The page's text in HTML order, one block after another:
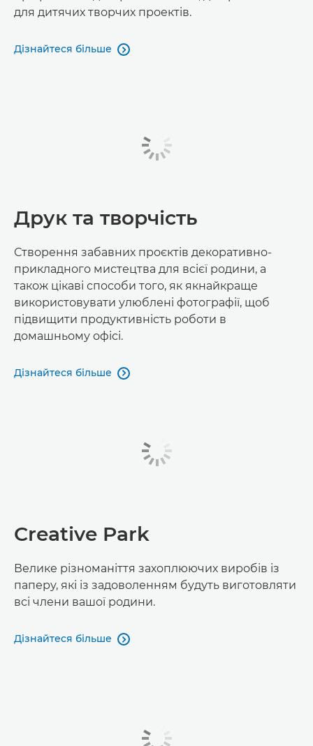
для дитячих творчих проектів.
Дізнайтеся більше 
Друк та творчість
Створення забавних проєктів декоративно-
прикладного мистецтва для всієї родини, а
також цікаві способи того, як якнайкраще
використовувати улюблені фотографії, щоб
підвищити продуктивність роботи в
домашньому офісі.
Дізнайтеся більше 
Creative Park
Велике різноманіття захоплюючих виробів із
паперу, які із задоволенням будуть виготовляти
всі члени вашої родини.
Дізнайтеся більше 